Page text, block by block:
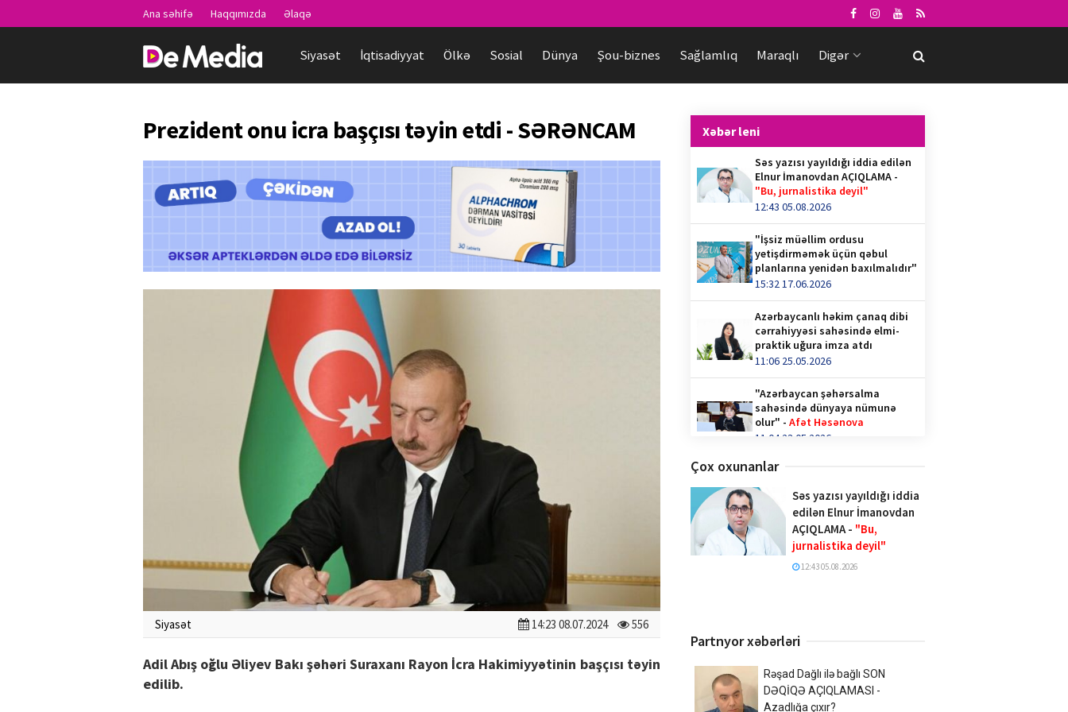
Ana səhifə Haqqımızda Əlaqə
Siyasət İqtisadiyyat Ölkə Sosial Dünya Şou-biznes Sağlamlıq Maraqlı Digər
Prezident onu icra başçısı təyin etdi - SƏRƏNCAM
Siyasət 14:23 08.07.2024 556
Adil Abış oğlu Əliyev Bakı şəhəri Suraxanı Rayon İcra Hakimiyyətinin başçısı təyin
edilib.
Xəbər leni
Səs yazısı yayıldığı iddia edilən
Elnur İmanovdan AÇIQLAMA -
"Bu, jurnalistika deyil"
12:43 05.08.2026
"İşsiz müəllim ordusu
yetişdirməmək üçün qəbul
planlarına yenidən baxılmalıdır"
15:32 17.06.2026
Azərbaycanlı həkim çanaq dibi
cərrahiyyəsi sahəsində elmi-
praktik uğura imza atdı
11:06 25.05.2026
"Azərbaycan şəhərsalma
sahəsində dünyaya nümunə
olur" -Afət Həsənova
11:04 23.05.2026
Qəhvə içənlər diqqət —
hormonlar təhlükədə ola bilər!
video/
14:36 28.04.2026
Türk İnteqrasiya Olimpiadasına
Azərbaycandan 1000-ə yaxın
“Turan bilgəsi” mükafatına
17:02 08.04.2026
Uşaqlarda Dil Altı Yapışıqlıq (Dil
Çox oxunanlar
Səs yazısı yayıldığı iddia
edilən Elnur İmanovdan
AÇIQLAMA - "Bu,
jurnalistika deyil"
12:43 05.08.2026
Partnyor xəbərləri
Rəşad Dağlı ilə bağlı SON
DƏQİQƏ AÇIQLAMASI -
Azadlığa çıxır?